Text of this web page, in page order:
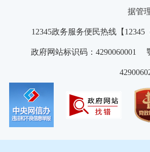
据管
12345政务服务便民热线【12345
政府网站标识码：4290060001